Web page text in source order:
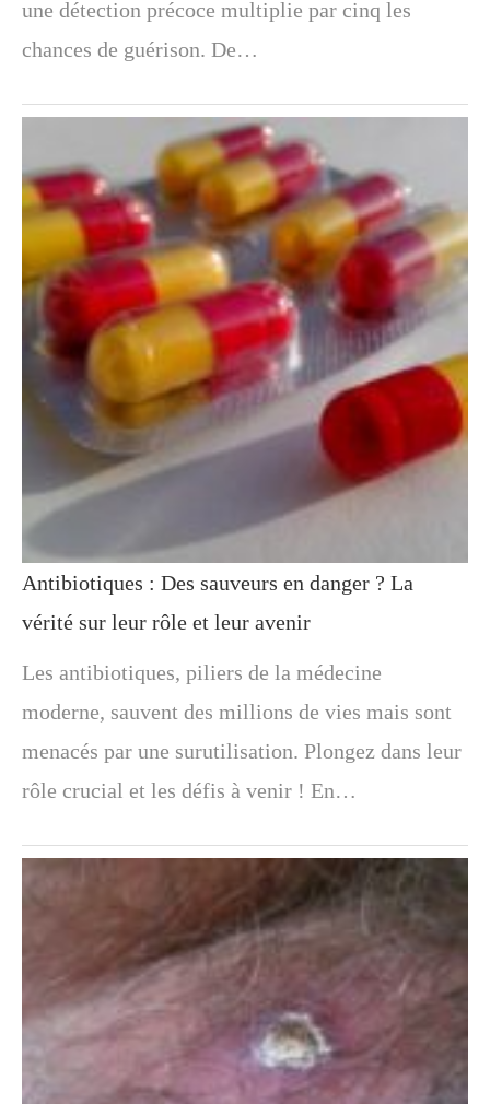
une détection précoce multiplie par cinq les
chances de guérison. De…
Antibiotiques : Des sauveurs en danger ? La
vérité sur leur rôle et leur avenir
Les antibiotiques, piliers de la médecine
moderne, sauvent des millions de vies mais sont
menacés par une surutilisation. Plongez dans leur
rôle crucial et les défis à venir ! En…